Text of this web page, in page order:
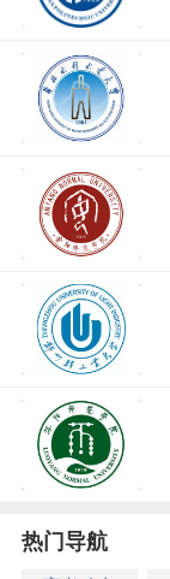
热门导航